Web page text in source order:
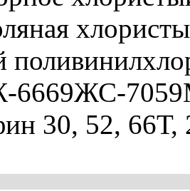
6669ЖС-
30, 52, 66Т,